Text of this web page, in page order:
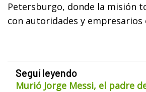
Petersburgo, donde la misión
con autoridades y empresarios
Seguí leyendo
Murió Jorge Messi, el padre